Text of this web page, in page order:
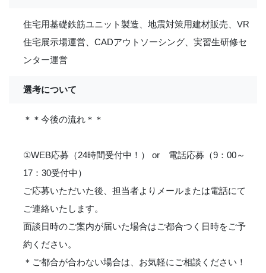
住宅用基礎鉄筋ユニット製造、地震対策用建材販売、VR
住宅展示場運営、CADアウトソーシング、実習生研修セ
ンター運営
選考について
＊＊今後の流れ＊＊
①WEB応募（24時間受付中！） or 電話応募（9：00～
17：30受付中）
ご応募いただいた後、担当者よりメールまたは電話にて
ご連絡いたします。
面談日時のご案内が届いた場合はご都合つく日時をご予
約ください。
＊ご都合が合わない場合は、お気軽にご相談ください！